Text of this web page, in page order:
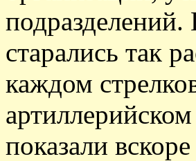
подразделений.
старались так
каждом
показали